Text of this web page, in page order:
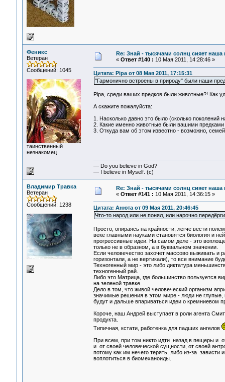
Феникс
Ветеран
Сообщений: 1045
таинственный
незнакомец
Re: Знай - тысячами солнц сияет наша
« Ответ #140 : 10 Мая 2011, 14:28:46 »
Цитата: Pipa от 08 Мая 2011, 17:15:31
"Гармонично встроены в природу" были наши
Pipa, среди ваших предков были животные?! Как
А скажите пожалуйста:
1. Насколько давно это было (сколько поколений
2. Какие именно животные были вашими
3. Откуда вам об этом известно - возможно,
— Do you believe in God?
— I believe in Myself. (c)
Владимир Травка
Ветеран
Сообщений: 1238
Re: Знай - тысячами солнц сияет наша
« Ответ #141 : 10 Мая 2011, 14:36:15 »
Цитата: Анюта от 09 Мая 2011, 20:46:45
Что-то народ или не понял, или нарочно
Просто, опираясь на крайности, легче вести
веке главными науками становятся биология и
прогрессивные идеи. На самом деле - это
только не в образном, а в буквальном значении.
Если человечество захочет массово выживать и
горизонтали, а не вертикали), то все внимание
Техногенный мир - это либо диктатура
техногенный рай.
Либо это Матрица, где большинство пользуется
на зеленой травке.
Дело в том, что живой человеческий организм
значимые решения в этом мире - люди не глупые,
будут и дальше впариваться идеи о кремниевом
Короче, наш Андрей выступает в роли агента
продукта.
Типичная, кстати, работенка для падших ангелов
При всем, при том никто идти назад в пещеры и
и от своей человеческой сущности, от своей
потому как им нечего терять, либо из-за зависти
воплотиться в биомеханоиды.